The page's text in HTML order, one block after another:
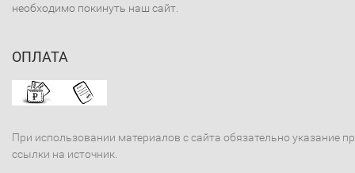
необходимо покинуть наш сайт.
ОПЛАТА
При использовании материалов с сайта обязательно указание
ссылки на источник.